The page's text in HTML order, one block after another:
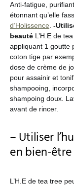
Anti-fatigue,
étonnant qu’elle
d’Holissence. -
beauté L’H.E de
appliquant 1 goutte
coton tige par
dose de crème de
pour assainir et
shampooing,
shampoing doux.
avant de rincer.
– Utiliser
en bien-être
L’H.E de tea tree